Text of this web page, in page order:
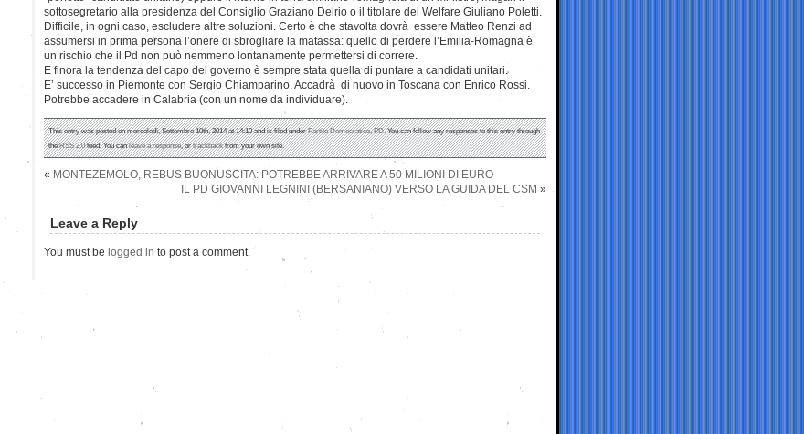
sottosegretario alla presidenza del Consiglio Graziano Delrio o il titolare del Welfare Giuliano Poletti.
Difficile, in ogni caso, escludere altre soluzioni. Certo è che stavolta dovrà essere Matteo Renzi ad
assumersi in prima persona l’onere di sbrogliare la matassa: quello di perdere l’Emilia-Romagna è
un rischio che il Pd non può nemmeno lontanamente permettersi di correre.
E finora la tendenza del capo del governo è sempre stata quella di puntare a candidati unitari.
E’ successo in Piemonte con Sergio Chiamparino. Accadrà di nuovo in Toscana con Enrico Rossi.
Potrebbe accadere in Calabria (con un nome da individuare).
This entry was posted on mercoledì, Settembre 10th, 2014 at 14:10 and is filed underPartito Democratico,PD. You can follow any responses to this entry through
theRSS 2.0feed. You canleave a response, ortrackbackfrom your own site.
« MONTEZEMOLO, REBUS BUONUSCITA: POTREBBE ARRIVARE A 50 MILIONI DI EURO
IL PD GIOVANNI LEGNINI (BERSANIANO) VERSO LA GUIDA DEL CSM »
Leave a Reply
You must be logged in to post a comment.